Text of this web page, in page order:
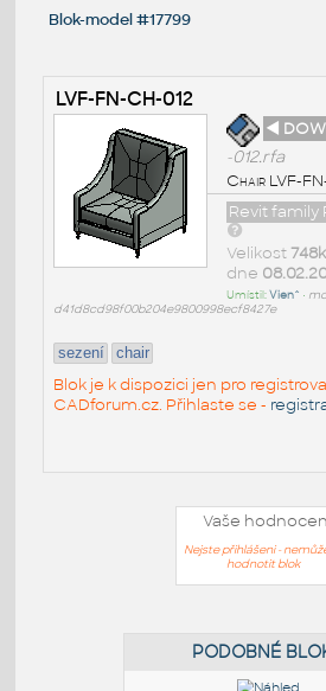
Blok-model #17799
LVF-FN-CH-012
◄
-012.rfa
Chair LVF-
Revit family
Velikost
dne
Umístil:Vien^ •
d41d8cd98f00b204e9800998ecf8427e
sezení chair
Blok je k dispozici jen pro
CADforum.cz. Přihlaste se -
Vaše
Nejste přihlášeni -
hodnotit blok